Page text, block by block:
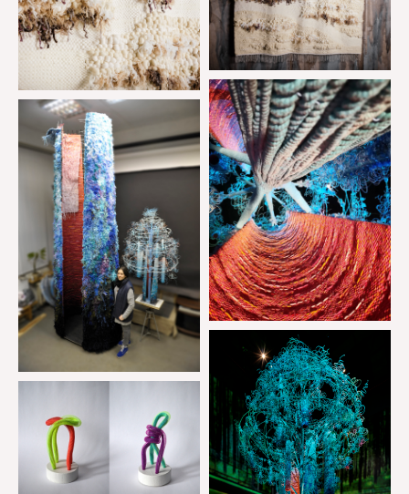
forum@forumdesign.ru
+375 29 668-46-50